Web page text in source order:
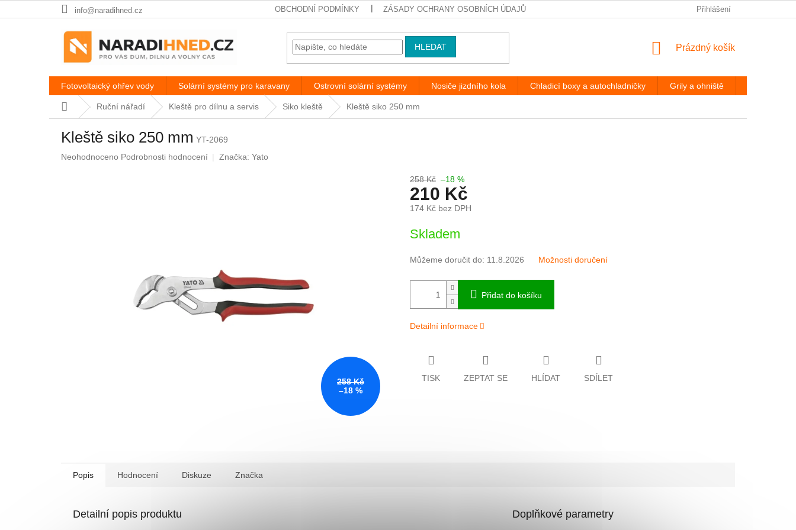
na
info@naradihned.cz OBCHODNÍ PODMÍNKY ZÁSADY OCHRANY OSOBNÍCH ÚDAJŮ PODMÍNKY OCHRANY OSOBNÍCH ÚDAJŮ ODSTOUPENÍ OD
Přihlášení
HLEDAT
NÁKUPNÍ
Prázdný košík
Fotovoltaický ohřev vody Solární systémy pro karavany Ostrovní solární systémy Nosiče jizdního kola Chladicí boxy a autochladničky Grily a ohniště
Domů Ruční nářadí Kleště pro dílnu a servis Siko kleště Kleště siko 250 mm
Kleště siko 250 mm YT-2069
Průměrné
Neohodnoceno Podrobnosti hodnocení Značka: Yato
258 Kč
–18 %
258 Kč –18 %
210 Kč
174 Kč bez DPH
cena:
Skladem
Můžeme doručit do: 11.8.2026 Možnosti doručení
Přidat do košíku
Detailní informace
TISK ZEPTAT SE HLÍDAT SDÍLET
Popis Hodnocení Diskuze Značka
Detailní popis produktu Doplňkové parametry